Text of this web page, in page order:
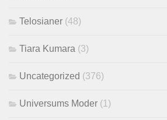
Telosianer (48)
Tiara Kumara (3)
Uncategorized (376)
Universums Moder (1)